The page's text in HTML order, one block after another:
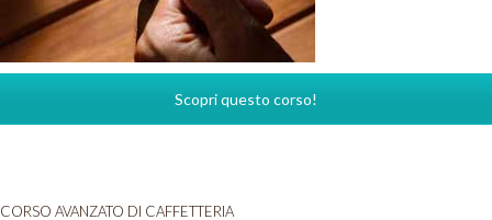
Scopri questo corso!
CORSO AVANZATO DI CAFFETTERIA